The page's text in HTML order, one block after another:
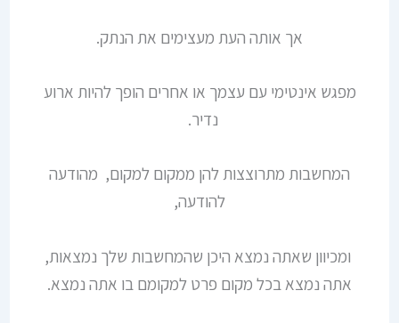
אך אותה העת מעצימים את הנתק.
מפגש אינטימי עם עצמך או אחרים הופך להיות ארוע
נדיר.
המחשבות מתרוצצות להן ממקום למקום, מהודעה
להודעה,
ומכיוון שאתה נמצא היכן שהמחשבות שלך נמצאות,
אתה נמצא בכל מקום פרט למקומם בו אתה נמצא.